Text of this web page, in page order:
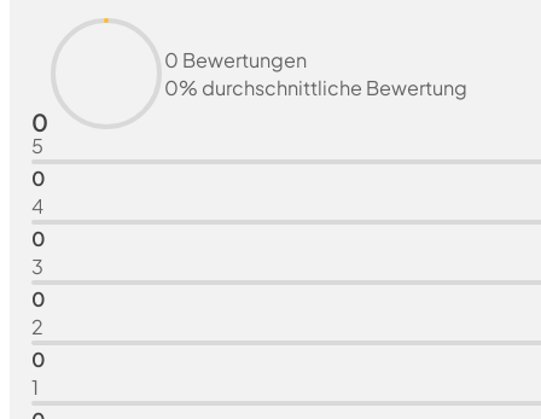
0
0 Bewertungen
0% durchschnittliche Bewertung
5
0
4
0
3
0
2
0
1